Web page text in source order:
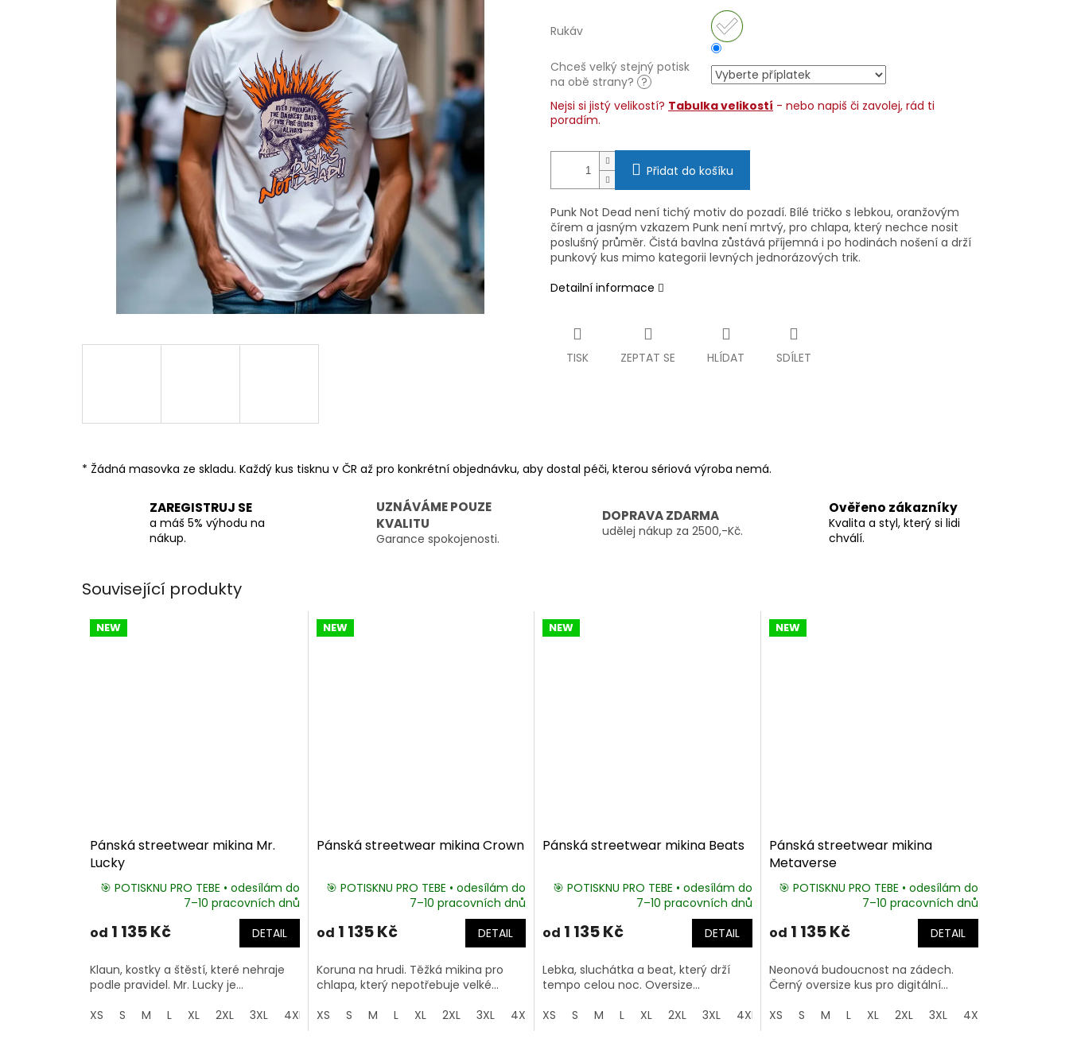
Rukáv
Chceš velký stejný potisk
na obě strany? ?
Nejsi si jistý velikostí? Tabulka velikostí - nebo napiš či zavolej, rád ti
poradím.
Přidat do košíku
Punk Not Dead není tichý motiv do pozadí. Bílé tričko s lebkou, oranžovým
čírem a jasným vzkazem Punk není mrtvý, pro chlapa, který nechce nosit
poslušný průměr. Čistá bavlna zůstává příjemná i po hodinách nošení a drží
punkový kus mimo kategorii levných jednorázových trik.
Detailní informace
TISK ZEPTAT SE HLÍDAT SDÍLET
* Žádná masovka ze skladu. Každý kus tisknu v ČR až pro konkrétní objednávku, aby dostal péči, kterou sériová výroba nemá.
ZAREGISTRUJ SE
a máš 5% výhodu na
nákup.
UZNÁVÁME POUZE
KVALITU
Garance spokojenosti.
DOPRAVA ZDARMA
udělej nákup za 2500,-Kč.
Ověřeno zákazníky
Kvalita a styl, který si lidi
chválí.
Související produkty
NEW
Pánská streetwear mikina Mr.
Lucky
🎯 POTISKNU PRO TEBE • odesílám do
7–10 pracovních dnů
od 1 135 Kč DETAIL
Klaun, kostky a štěstí, které nehraje
podle pravidel. Mr. Lucky je...
XS
S M L XL 2XL 3XL 4XL 5XL
NEW
Pánská streetwear mikina Crown
🎯 POTISKNU PRO TEBE • odesílám do
7–10 pracovních dnů
od 1 135 Kč DETAIL
Koruna na hrudi. Těžká mikina pro
chlapa, který nepotřebuje velké...
XS
S M L XL 2XL 3XL 4XL 5XL
NEW
Pánská streetwear mikina Beats
🎯 POTISKNU PRO TEBE • odesílám do
7–10 pracovních dnů
od 1 135 Kč DETAIL
Lebka, sluchátka a beat, který drží
tempo celou noc. Oversize...
XS
S M L XL 2XL 3XL 4XL 5XL
NEW
Pánská streetwear mikina
Metaverse
🎯 POTISKNU PRO TEBE • odesílám do
7–10 pracovních dnů
od 1 135 Kč DETAIL
Neonová budoucnost na zádech.
Černý oversize kus pro digitální...
XS
S M L XL 2XL 3XL 4XL